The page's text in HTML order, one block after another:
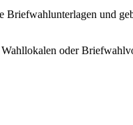
Briefwahlunterlagen und
oder